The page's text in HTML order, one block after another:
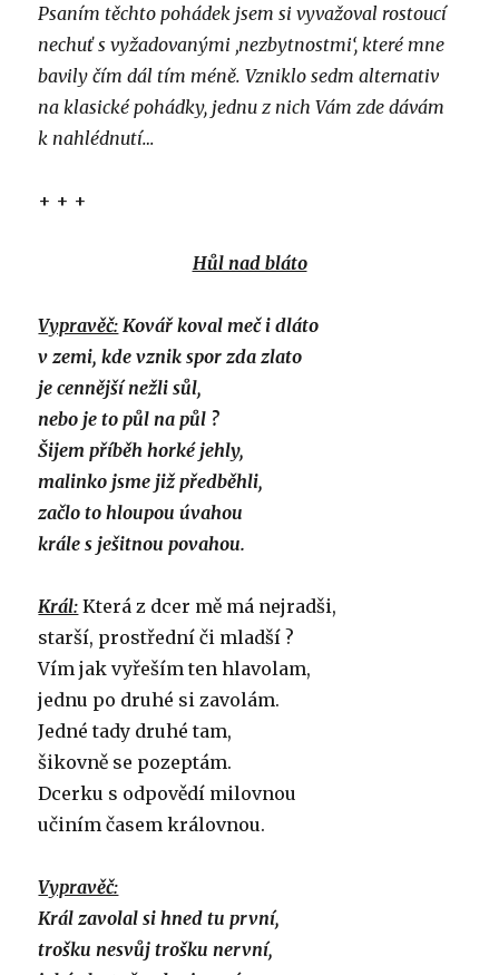
Psaním těchto pohádek jsem si vyvažoval rostoucí
nechuť s vyžadovanými ‚nezbytnostmi‘, které mne
bavily čím dál tím méně. Vzniklo sedm alternativ
na klasické pohádky, jednu z nich Vám zde dávám
k nahlédnutí…
+ + +
Hůl nad bláto
Vypravěč: Kovář koval meč i dláto
v zemi, kde vznik spor zda zlato
je cennější nežli sůl,
nebo je to půl na půl ?
Šijem příběh horké jehly,
malinko jsme již předběhli,
začlo to hloupou úvahou
krále s ješitnou povahou.
Král: Která z dcer mě má nejradši,
starší, prostřední či mladší ?
Vím jak vyřeším ten hlavolam,
jednu po druhé si zavolám.
Jedné tady druhé tam,
šikovně se pozeptám.
Dcerku s odpovědí milovnou
učiním časem královnou.
Vypravěč:
Král zavolal si hned tu první,
trošku nesvůj trošku nervní,